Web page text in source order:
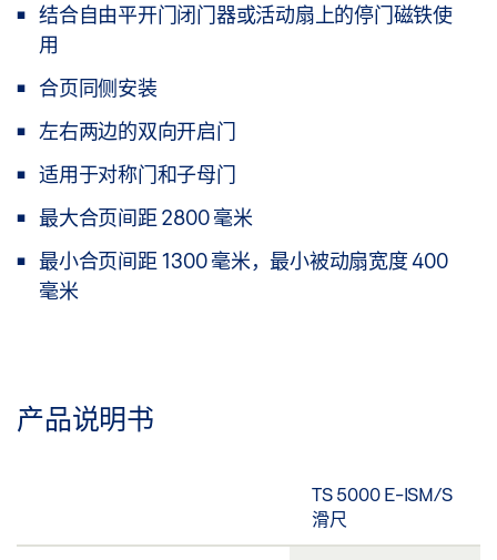
结合自由平开门闭门器或活动扇上的停门磁铁使
用
合页同侧安装
左右两边的双向开启门
适用于对称门和子母门
最大合页间距 2800 毫米
最小合页间距 1300 毫米，最小被动扇宽度 400
毫米
产品说明书
TS 5000 E-ISM/S
滑尺